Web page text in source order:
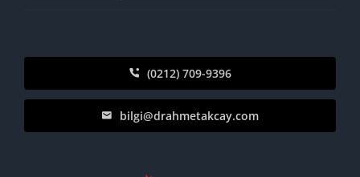
(0212) 709-9396
bilgi@drahmetakcay.com